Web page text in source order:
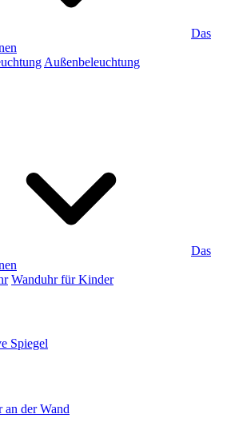
Das
Außenbeleuchtung
Das
Wanduhr für Kinder
Spiegel
an der Wand